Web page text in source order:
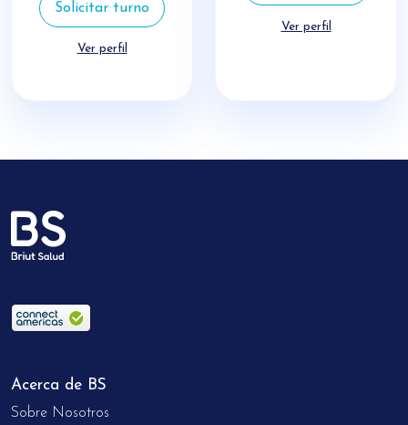
Solicitar turno
Ver perfil
Ver perfil
Acerca de BS
Sobre Nosotros